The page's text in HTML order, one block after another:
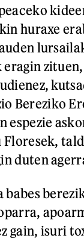
huraxe
Bereziko
espezie
Floresek,
duten
babes
gain, isuri